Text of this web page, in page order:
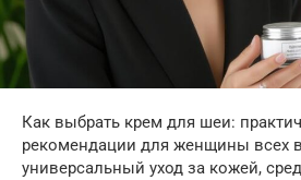
Как выбрать крем для шеи:
рекомендации для женщины всех
универсальный уход за кожей,